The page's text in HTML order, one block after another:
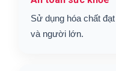
Sử dụng hóa chất
và người lớn.